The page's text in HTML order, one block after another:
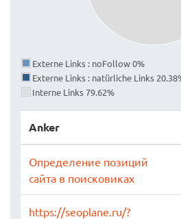
Externe Links : noFollow 0%
Externe Links : natürliche Links
Interne Links 79.62%
Anker
Определение позиций
сайта в поисковиках
https://seoplane.ru/?